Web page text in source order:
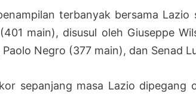
terbanyak bersama Lazio
main), disusul oleh Giuseppe
Negro (377 main), dan Senad
sepanjang masa Lazio dipegang